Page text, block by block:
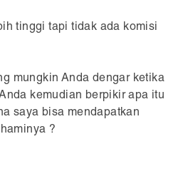
tinggi tapi tidak ada komisi
mungkin Anda dengar ketika
kemudian berpikir apa itu
saya bisa mendapatkan
?